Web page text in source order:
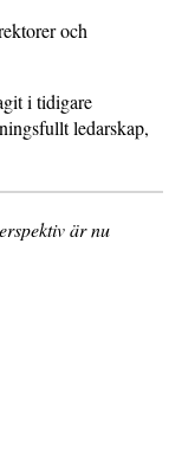
och
i tidigare
ledarskap,
är nu